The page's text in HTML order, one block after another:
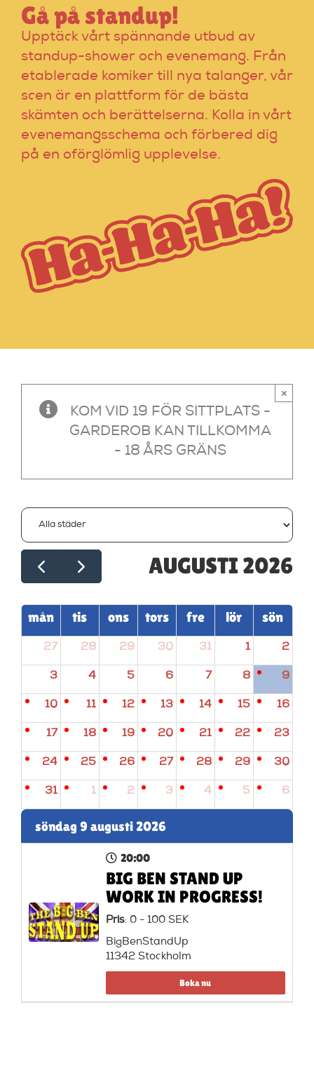
Gå på standup!
Upptäck vårt spännande utbud av
standup-shower och evenemang. Från
etablerade komiker till nya talanger, vår
scen är en plattform för de bästa
skämten och berättelserna. Kolla in vårt
evenemangsschema och förbered dig
på en oförglömlig upplevelse.
KOM VID 19 FÖR SITTPLATS -
GARDEROB KAN TILLKOMMA
- 18 ÅRS GRÄNS
×
AUGUSTI 2026
mån tis ons tors fre lör sön
27 28 29 30 31 1 2
3 4 5 6 7 8 9
10 11 12 13 14 15 16
17 18 19 20 21 22 23
24 25 26 27 28 29 30
31 1 2 3 4 5 6
söndag 9 augusti 2026
20:00
BIG BEN STAND UP
WORK IN PROGRESS!
Pris: 0 - 100 SEK
BigBenStandUp
11342 Stockholm
Boka nu